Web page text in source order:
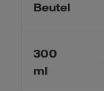
Beutel
300
ml